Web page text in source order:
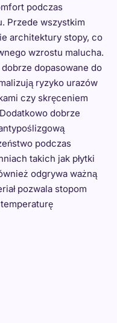
podczas
Przede wszystkim
architektury stopy, co
wzrostu malucha.
dopasowane do
ryzyko urazów
czy skręceniem
dobrze
podczas
takich jak płytki
odgrywa ważną
pozwala stopom